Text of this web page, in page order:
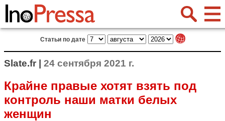
Статьи по дате
Slate.fr | 24 сентября 2021 г.
Крайне правые хотят взять под
контроль наши матки белых
женщин